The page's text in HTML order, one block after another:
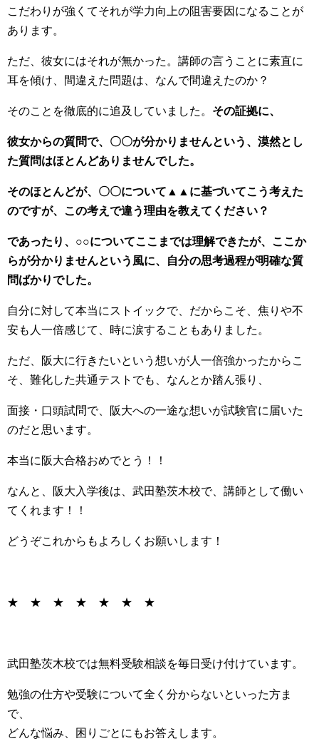
こだわりが強くてそれが学力向上の阻害要因になることが
あります。
ただ、彼女にはそれが無かった。講師の言うことに素直に
耳を傾け、間違えた問題は、なんで間違えたのか？
そのことを徹底的に追及していました。 その証拠に、
彼女からの質問で、〇〇が分かりませんという、漠然とし
た質問はほとんどありませんでした。
そのほとんどが、〇〇について▲▲に基づいてこう考えた
のですが、この考えで違う理由を教えてください？
であったり、○○についてここまでは理解できたが、ここか
らが分かりませんという風に、自分の思考過程が明確な質
問ばかりでした。
自分に対して本当にストイックで、だからこそ、焦りや不
安も人一倍感じて、時に涙することもありました。
ただ、阪大に行きたいという想いが人一倍強かったからこ
そ、難化した共通テストでも、なんとか踏ん張り、
面接・口頭試問で、阪大への一途な想いが試験官に届いた
のだと思います。
本当に阪大合格おめでとう！！
なんと、阪大入学後は、武田塾茨木校で、講師として働い
てくれます！！
どうぞこれからもよろしくお願いします！
★ ★ ★ ★ ★ ★ ★
武田塾茨木校では無料受験相談を毎日受け付けています。
勉強の仕方や受験について全く分からないといった方ま
で、
どんな悩み、困りごとにもお答えします。